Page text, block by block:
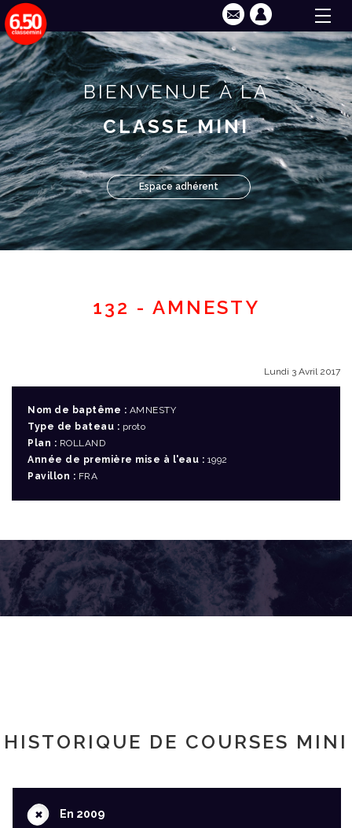
BIENVENUE À LA
CLASSE MINI
Espace adhérent
132 - AMNESTY
Lundi 3 Avril 2017
Nom de baptême : AMNESTY
Type de bateau : proto
Plan : ROLLAND
Année de première mise à l'eau : 1992
Pavillon : FRA
HISTORIQUE DE COURSES MINI
+En 2009